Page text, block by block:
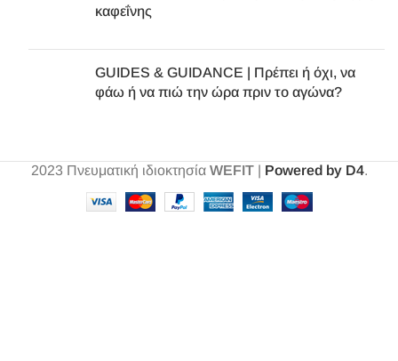
καφεΐνης
GUIDES & GUIDANCE | Πρέπει ή όχι, να
φάω ή να πιώ την ώρα πριν το αγώνα?
2023 Πνευματική ιδιοκτησία WEFIT| Powered by D4.